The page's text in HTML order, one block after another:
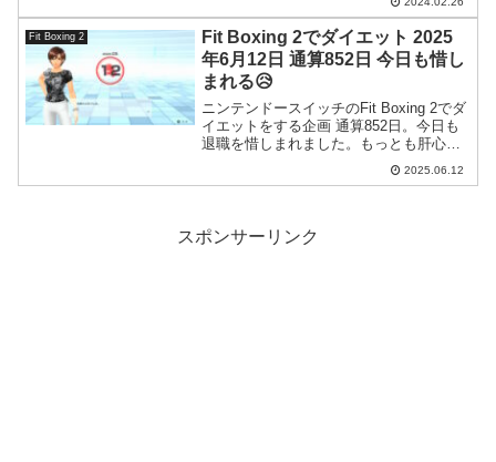
にぶら下がろうかと思います。
Fit Boxing 2
Fit Boxing 2でダイエット 2025
年6月12日 通算852日 今日も惜し
まれる😥
ニンテンドースイッチのFit Boxing 2でダ
イエットをする企画 通算852日。今日も
退職を惜しまれました。もっとも肝心な
自分の部署の人達には何も言ってません
2025.06.12
スポンサーリンク